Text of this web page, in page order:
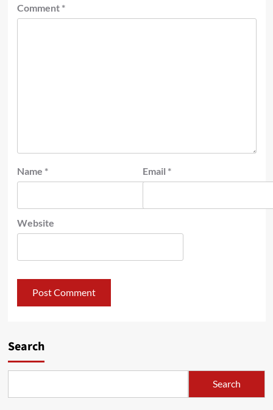
Comment *
Name * Email *
Website
Search
Search